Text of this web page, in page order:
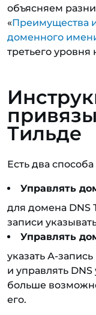
объясняем
«Преимущества
доменного
третьего уровня
Тильде
Есть два
Управлять
для домена
записи
Управлять
указать А-
и управлять DNS
больше
его.